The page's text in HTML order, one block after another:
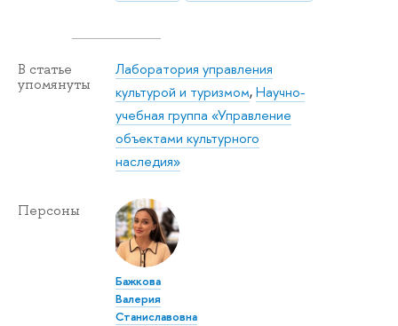
В статье
упомянуты
Лаборатория управления
культурой и туризмом,Научно-
учебная группа «Управление
объектами культурного
наследия»
Персоны
Бажкова
Валерия
Станиславовна